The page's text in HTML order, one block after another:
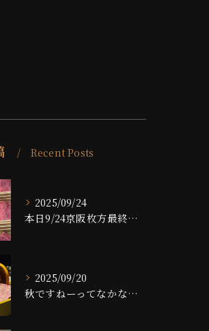
Recent Posts
2025/09/24
本日9/24京阪枚方最終日です！！
2025/09/20
秋ですねーってなかなかならない大阪ですが、夜は大分涼しくなっ...